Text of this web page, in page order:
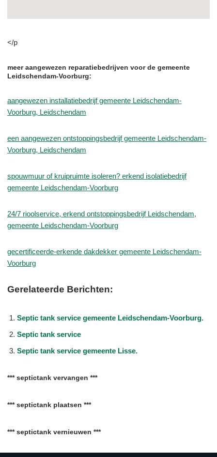
</p
meer aangewezen reparatiebedrijven voor de gemeente
Leidschendam-Voorburg:
aangewezen installatiebedrijf gemeente Leidschendam-
Voorburg, Leidschendam
een aangewezen ontstoppingsbedrijf gemeente Leidschendam-
Voorburg, Leidschendam
spouwmuur of kruipruimte isoleren? erkend isolatiebedrijf
gemeente Leidschendam-Voorburg
24/7 rioolservice, erkend ontstoppingsbedrijf Leidschendam,
gemeente Leidschendam-Voorburg
gecertificeerde-erkende dakdekker gemeente Leidschendam-
Voorburg
Gerelateerde Berichten:
Septic tank service gemeente Leidschendam-Voorburg.
Septic tank service
Septic tank service gemeente Lisse.
*** septictank vervangen ***
*** septictank plaatsen ***
*** septictank vernieuwen ***